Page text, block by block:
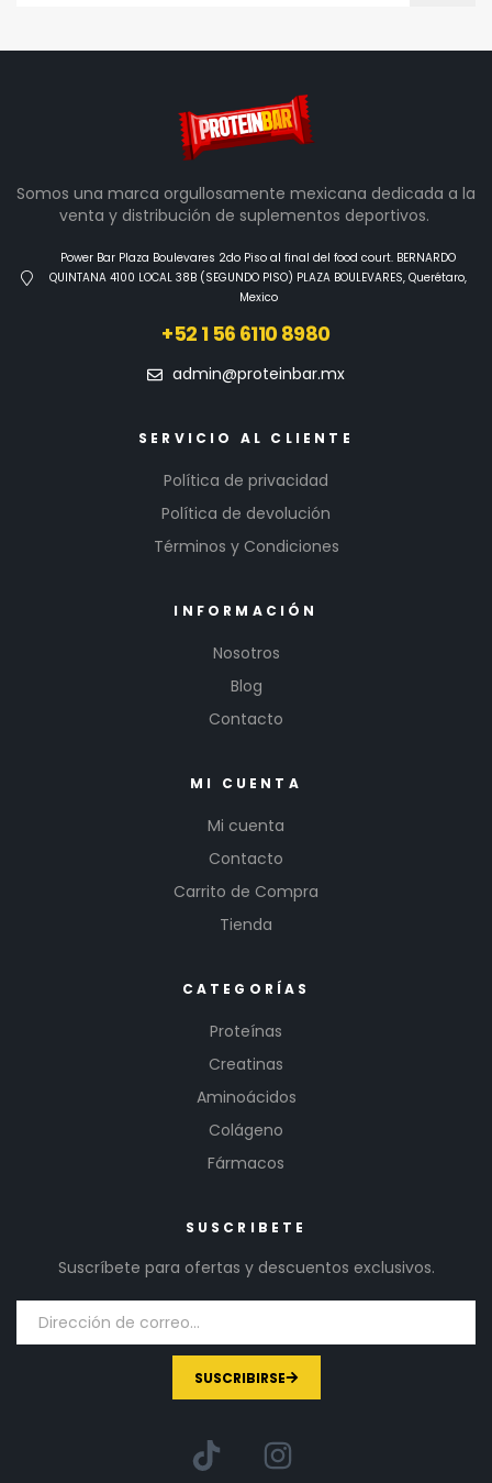
Somos una marca orgullosamente mexicana dedicada a la
venta y distribución de suplementos deportivos.
Power Bar Plaza Boulevares 2do Piso al final del food court. BERNARDO
QUINTANA 4100 LOCAL 38B (SEGUNDO PISO) PLAZA BOULEVARES, Querétaro,
Mexico
+52 1 56 6110 8980
admin@proteinbar.mx
SERVICIO AL CLIENTE
Política de privacidad
Política de devolución
Términos y Condiciones
INFORMACIÓN
Nosotros
Blog
Contacto
MI CUENTA
Mi cuenta
Contacto
Carrito de Compra
Tienda
CATEGORÍAS
Proteínas
Creatinas
Aminoácidos
Colágeno
Fármacos
SUSCRIBETE
Suscríbete para ofertas y descuentos exclusivos.
SUSCRIBIRSE